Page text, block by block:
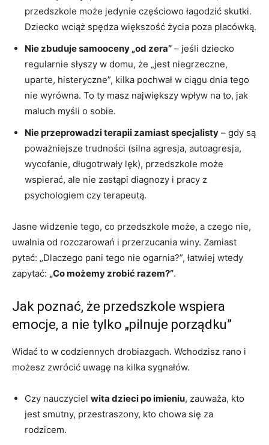
przedszkole może jedynie częściowo łagodzić skutki.
Dziecko wciąż spędza większość życia poza placówką.
Nie zbuduje samooceny „od zera” – jeśli dziecko
regularnie słyszy w domu, że „jest niegrzeczne,
uparte, histeryczne”, kilka pochwał w ciągu dnia tego
nie wyrówna. To ty masz największy wpływ na to, jak
maluch myśli o sobie.
Nie przeprowadzi terapii zamiast specjalisty – gdy są
poważniejsze trudności (silna agresja, autoagresja,
wycofanie, długotrwały lęk), przedszkole może
wspierać, ale nie zastąpi diagnozy i pracy z
psychologiem czy terapeutą.
Jasne widzenie tego, co przedszkole może, a czego nie,
uwalnia od rozczarowań i przerzucania winy. Zamiast
pytać: „Dlaczego pani tego nie ogarnia?”, łatwiej wtedy
zapytać: „Co możemy zrobić razem?”.
Jak poznać, że przedszkole wspiera
emocje, a nie tylko „pilnuje porządku”
Widać to w codziennych drobiazgach. Wchodzisz rano i
możesz zwrócić uwagę na kilka sygnałów.
Czy nauczyciel wita dzieci po imieniu, zauważa, kto
jest smutny, przestraszony, kto chowa się za
rodzicem.